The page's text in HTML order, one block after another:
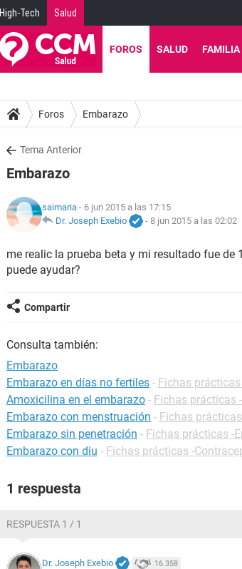
High-Tech Salud
FOROS SALUD FAMILIA
Foros Embarazo
Tema Anterior
Embarazo
saimaria - 6 jun 2015 a las 17:15
Dr. Joseph Exebio
- 8 jun 2015 a las 02:02
me realic la prueba beta y mi resultado fue
puede ayudar?
Compartir
Consulta también:
Embarazo
Embarazo en días no fertiles - Fichas
Amoxicilina en el embarazo - Fichas prácticas
Embarazo con menstruación - Fichas
Embarazo sin penetración - Fichas prácticas -
Embarazo con diu - Fichas prácticas -
1 respuesta
RESPUESTA 1 / 1
Dr. Joseph Exebio 16.358